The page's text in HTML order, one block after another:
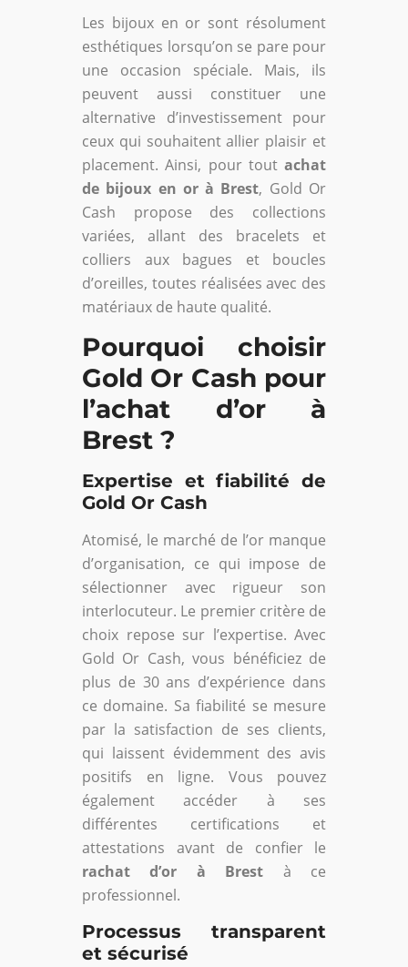
Les bijoux en or sont résolument
esthétiques lorsqu’on se pare pour
une occasion spéciale. Mais, ils
peuvent aussi constituer une
alternative d’investissement pour
ceux qui souhaitent allier plaisir et
placement. Ainsi, pour tout achat
de bijoux en or à Brest, Gold Or
Cash propose des collections
variées, allant des bracelets et
colliers aux bagues et boucles
d’oreilles, toutes réalisées avec des
matériaux de haute qualité.
Pourquoi choisir
Gold Or Cash pour
l’achat d’or à
Brest ?
Expertise et fiabilité de
Gold Or Cash
Atomisé, le marché de l’or manque
d’organisation, ce qui impose de
sélectionner avec rigueur son
interlocuteur. Le premier critère de
choix repose sur l’expertise. Avec
Gold Or Cash, vous bénéficiez de
plus de 30 ans d’expérience dans
ce domaine. Sa fiabilité se mesure
par la satisfaction de ses clients,
qui laissent évidemment des avis
positifs en ligne. Vous pouvez
également accéder à ses
différentes certifications et
attestations avant de confier le
rachat d’or à Brest à ce
professionnel.
Processus transparent
et sécurisé